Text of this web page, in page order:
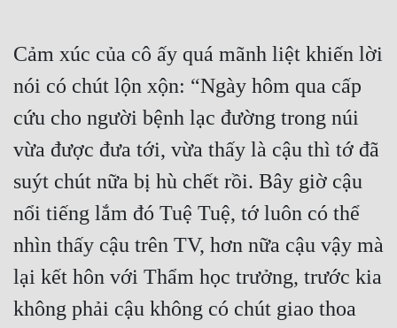
Cảm xúc của cô ấy quá mãnh liệt khiến lời
nói có chút lộn xộn: “Ngày hôm qua cấp
cứu cho người bệnh lạc đường trong núi
vừa được đưa tới, vừa thấy là cậu thì tớ đã
suýt chút nữa bị hù chết rồi. Bây giờ cậu
nổi tiếng lắm đó Tuệ Tuệ, tớ luôn có thể
nhìn thấy cậu trên TV, hơn nữa cậu vậy mà
lại kết hôn với Thẩm học trưởng, trước kia
không phải cậu không có chút giao thoa